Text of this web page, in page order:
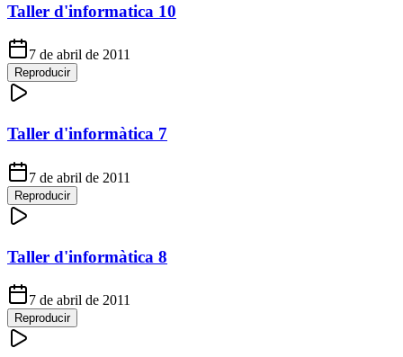
Taller d'informatica 10
7 de abril de 2011
Reproducir
Taller d'informàtica 7
7 de abril de 2011
Reproducir
Taller d'informàtica 8
7 de abril de 2011
Reproducir